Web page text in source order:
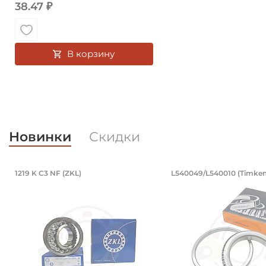
38.47 ₽
В корзину
Новинки Скидки
Подшипник 95х170х32 мм,
1219 K C3 NF (ZKL) Подшипник
L540049/L540010